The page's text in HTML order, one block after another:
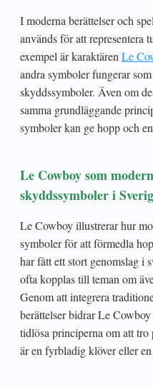
I moderna berättelser och
används för att representera
exempel är karaktären Le
andra symboler fungerar
skyddssymboler. Även om
samma grundläggande
symboler kan ge hopp och
Le Cowboy som
skyddssymboler i
Le Cowboy illustrerar hur
symboler för att förmedla
har fått ett stort genomslag i
ofta kopplas till teman om
Genom att integrera
berättelser bidrar Le
tidlösa principerna om att
är en fyrbladig klöver eller